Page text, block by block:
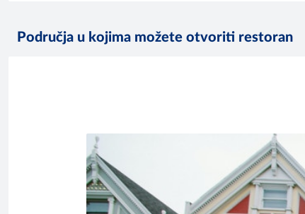
Područja u kojima možete otvoriti restoran